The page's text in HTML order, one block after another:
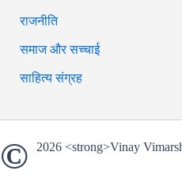
राजनीति
समाज और सच्चाई
साहित्य संग्रह
© 2026 <strong>Vinay